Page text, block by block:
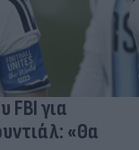
FBI για
«Θα